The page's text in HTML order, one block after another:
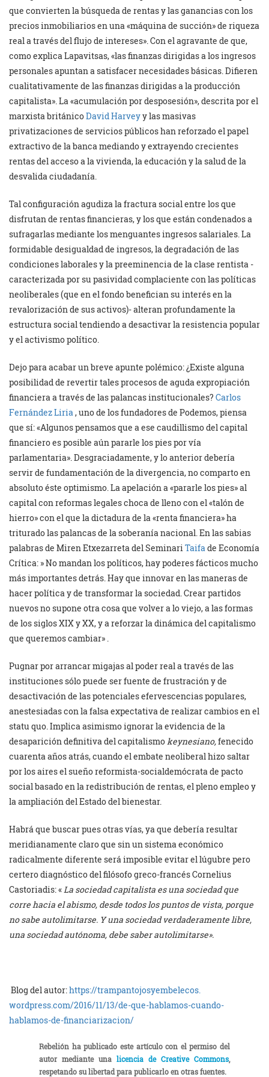
que convierten la búsqueda de rentas y las ganancias con los
precios inmobiliarios en una «máquina de succión» de riqueza
real a través del flujo de intereses». Con el agravante de que,
como explica Lapavitsas, «las finanzas dirigidas a los ingresos
personales apuntan a satisfacer necesidades básicas. Difieren
cualitativamente de las finanzas dirigidas a la producción
capitalista». La «acumulación por desposesión», descrita por el
marxista británicoDavid Harveyy las masivas
privatizaciones de servicios públicos han reforzado el papel
extractivo de la banca mediando y extrayendo crecientes
rentas del acceso a la vivienda, la educación y la salud de la
desvalida ciudadanía.
Tal configuración agudiza la fractura social entre los que
disfrutan de rentas financieras, y los que están condenados a
sufragarlas mediante los menguantes ingresos salariales. La
formidable desigualdad de ingresos, la degradación de las
condiciones laborales y la preeminencia de la clase rentista -
caracterizada por su pasividad complaciente con las políticas
neoliberales (que en el fondo benefician su interés en la
revalorización de sus activos)- alteran profundamente la
estructura social tendiendo a desactivar la resistencia popular
y el activismo político.
Dejo para acabar un breve apunte polémico: ¿Existe alguna
posibilidad de revertir tales procesos de aguda expropiación
financiera a través de las palancas institucionales? Carlos
Fernández Liria, uno de los fundadores de Podemos, piensa
que sí: «Algunos pensamos que a ese caudillismo del capital
financiero es posible aún pararle los pies por vía
parlamentaria». Desgraciadamente, y lo anterior debería
servir de fundamentación de la divergencia, no comparto en
absoluto éste optimismo. La apelación a «pararle los pies» al
capital con reformas legales choca de lleno con el «talón de
hierro» con el que la dictadura de la «renta financiera» ha
triturado las palancas de la soberanía nacional. En las sabias
palabras de Miren Etxezarreta del SeminariTaifade Economía
Crítica: » No mandan los políticos, hay poderes fácticos mucho
más importantes detrás. Hay que innovar en las maneras de
hacer política y de transformar la sociedad. Crear partidos
nuevos no supone otra cosa que volver a lo viejo, a las formas
de los siglos XIX y XX, y a reforzar la dinámica del capitalismo
que queremos cambiar» .
Pugnar por arrancar migajas al poder real a través de las
instituciones sólo puede ser fuente de frustración y de
desactivación de las potenciales efervescencias populares,
anestesiadas con la falsa expectativa de realizar cambios en el
statu quo. Implica asimismo ignorar la evidencia de la
desaparición definitiva del capitalismokeynesiano,fenecido
cuarenta años atrás, cuando el embate neoliberal hizo saltar
por los aires el sueño reformista-socialdemócrata de pacto
social basado en la redistribución de rentas, el pleno empleo y
la ampliación del Estado del bienestar.
Habrá que buscar pues otras vías, ya que debería resultar
meridianamente claro que sin un sistema económico
radicalmente diferente será imposible evitar el lúgubre pero
certero diagnóstico del filósofo greco-francés Cornelius
Castoriadis: «La sociedad capitalista es una sociedad que
corre hacia el abismo, desde todos los puntos de vista, porque
no sabe autolimitarse. Y una sociedad verdaderamente libre,
una sociedad autónoma, debe saber autolimitarse».
Blog del autor:https://trampantojosyembelecos.
wordpress.com/2016/11/13/de-que-hablamos-cuando-
hablamos-de-financiarizacion/
Rebelión ha publicado este artículo con el permiso del
autor mediante una licencia de Creative Commons,
respetando su libertad para publicarlo en otras fuentes.